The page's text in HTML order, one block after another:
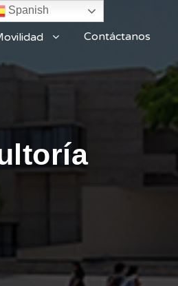
Contáctanos
Spanish